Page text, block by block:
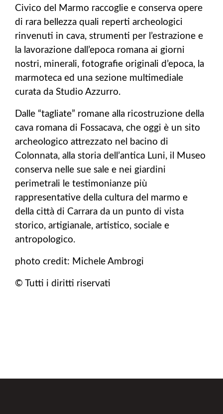
Civico del Marmo raccoglie e conserva opere
di rara bellezza quali reperti archeologici
rinvenuti in cava, strumenti per l’estrazione e
la lavorazione dall’epoca romana ai giorni
nostri, minerali, fotografie originali d’epoca, la
marmoteca ed una sezione multimediale
curata da Studio Azzurro.
Dalle “tagliate” romane alla ricostruzione della
cava romana di Fossacava, che oggi è un sito
archeologico attrezzato nel bacino di
Colonnata, alla storia dell’antica Luni, il Museo
conserva nelle sue sale e nei giardini
perimetrali le testimonianze più
rappresentative della cultura del marmo e
della città di Carrara da un punto di vista
storico, artigianale, artistico, sociale e
antropologico.
photo credit: Michele Ambrogi
© Tutti i diritti riservati